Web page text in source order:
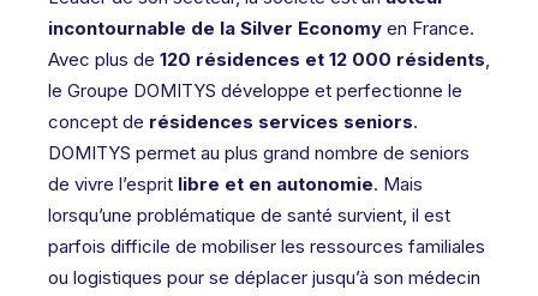
incontournable de la Silver Economy en France.
Avec plus de 120 résidences et 12 000 résidents,
le Groupe DOMITYS développe et perfectionne le
concept de résidences services seniors.
DOMITYS permet au plus grand nombre de seniors
de vivre l’esprit libre et en autonomie. Mais
lorsqu’une problématique de santé survient, il est
parfois difficile de mobiliser les ressources familiales
ou logistiques pour se déplacer jusqu’à son médecin